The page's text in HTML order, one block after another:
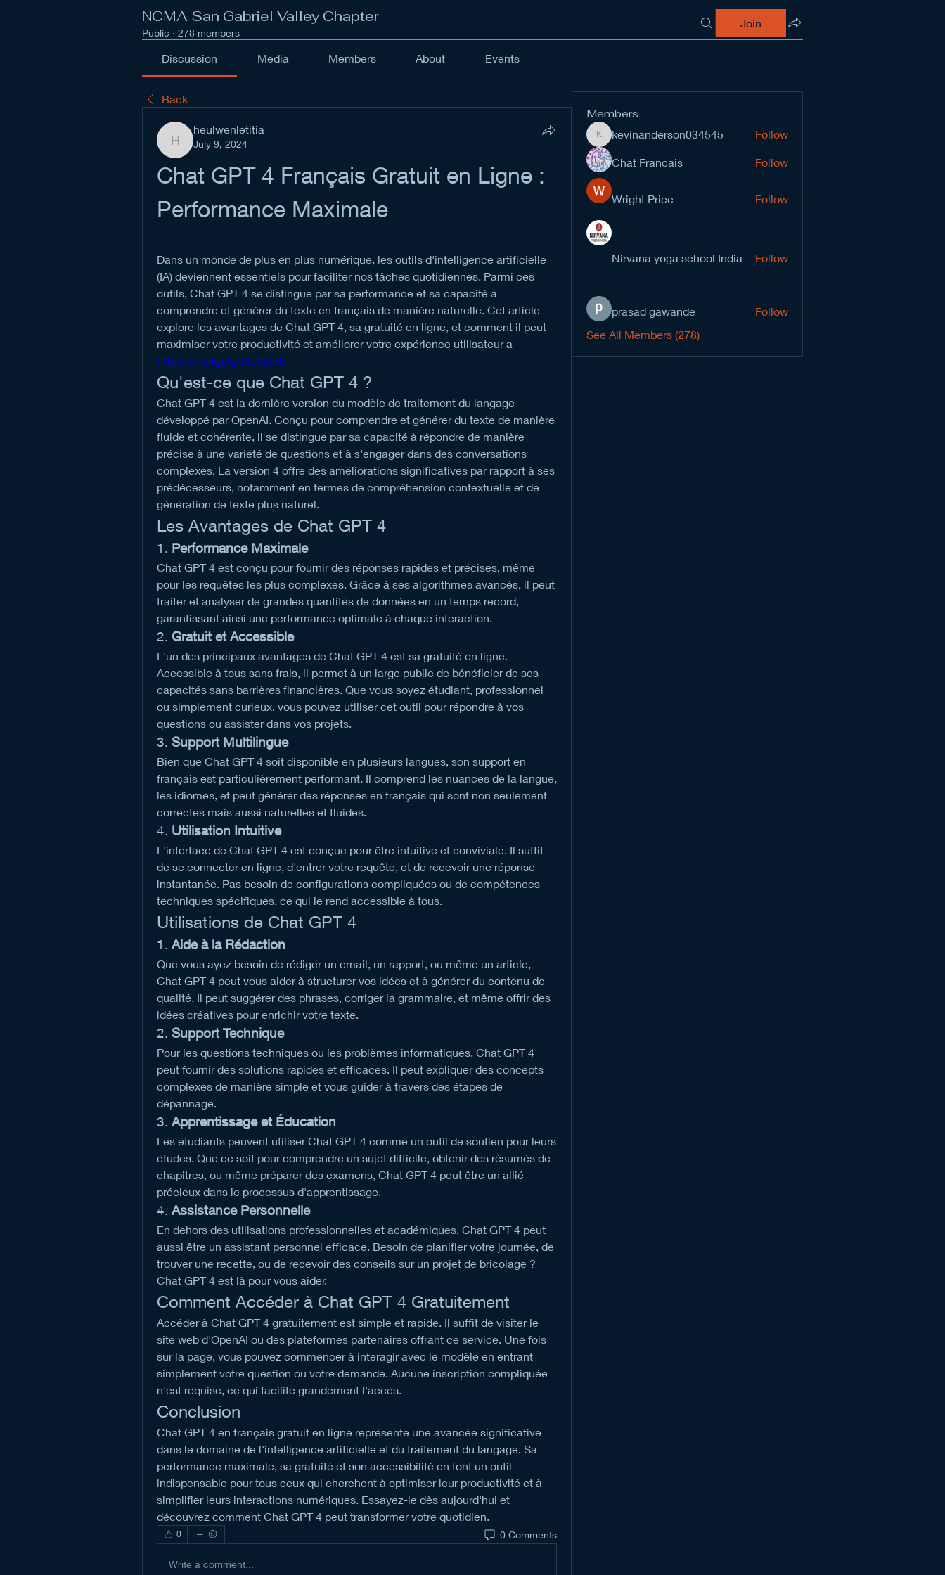
NCMA San Gabriel Valley Chapter
Public · 278 members
Join
Discussion Media Members About Events
Back
heulwenletitia
heulwenletitia
July 9, 2024
Chat GPT 4 Français Gratuit en Ligne :
Performance Maximale
Dans un monde de plus en plus numérique, les outils d'intelligence artificielle
(IA) deviennent essentiels pour faciliter nos tâches quotidiennes. Parmi ces
outils, Chat GPT 4 se distingue par sa performance et sa capacité à
comprendre et générer du texte en français de manière naturelle. Cet article
explore les avantages de Chat GPT 4, sa gratuité en ligne, et comment il peut
https://chatgptgratuit.net/
Qu'est-ce que Chat GPT 4 ?
Chat GPT 4 est la dernière version du modèle de traitement du langage
développé par OpenAI. Conçu pour comprendre et générer du texte de manière
fluide et cohérente, il se distingue par sa capacité à répondre de manière
précise à une variété de questions et à s'engager dans des conversations
complexes. La version 4 offre des améliorations significatives par rapport à ses
prédécesseurs, notamment en termes de compréhension contextuelle et de
génération de texte plus naturel.
Les Avantages de Chat GPT 4
1. Performance Maximale
Chat GPT 4 est conçu pour fournir des réponses rapides et précises, même
pour les requêtes les plus complexes. Grâce à ses algorithmes avancés, il peut
traiter et analyser de grandes quantités de données en un temps record,
garantissant ainsi une performance optimale à chaque interaction.
2. Gratuit et Accessible
L'un des principaux avantages de Chat GPT 4 est sa gratuité en ligne.
Accessible à tous sans frais, il permet à un large public de bénéficier de ses
capacités sans barrières financières. Que vous soyez étudiant, professionnel
ou simplement curieux, vous pouvez utiliser cet outil pour répondre à vos
questions ou assister dans vos projets.
3. Support Multilingue
Bien que Chat GPT 4 soit disponible en plusieurs langues, son support en
français est particulièrement performant. Il comprend les nuances de la langue,
les idiomes, et peut générer des réponses en français qui sont non seulement
correctes mais aussi naturelles et fluides.
4. Utilisation Intuitive
L'interface de Chat GPT 4 est conçue pour être intuitive et conviviale. Il suffit
de se connecter en ligne, d'entrer votre requête, et de recevoir une réponse
instantanée. Pas besoin de configurations compliquées ou de compétences
techniques spécifiques, ce qui le rend accessible à tous.
Utilisations de Chat GPT 4
1. Aide à la Rédaction
Que vous ayez besoin de rédiger un email, un rapport, ou même un article,
Chat GPT 4 peut vous aider à structurer vos idées et à générer du contenu de
qualité. Il peut suggérer des phrases, corriger la grammaire, et même offrir des
idées créatives pour enrichir votre texte.
2. Support Technique
Pour les questions techniques ou les problèmes informatiques, Chat GPT 4
peut fournir des solutions rapides et efficaces. Il peut expliquer des concepts
complexes de manière simple et vous guider à travers des étapes de
dépannage.
3. Apprentissage et Éducation
Les étudiants peuvent utiliser Chat GPT 4 comme un outil de soutien pour leurs
études. Que ce soit pour comprendre un sujet difficile, obtenir des résumés de
chapitres, ou même préparer des examens, Chat GPT 4 peut être un allié
précieux dans le processus d'apprentissage.
4. Assistance Personnelle
En dehors des utilisations professionnelles et académiques, Chat GPT 4 peut
aussi être un assistant personnel efficace. Besoin de planifier votre journée, de
trouver une recette, ou de recevoir des conseils sur un projet de bricolage ?
Chat GPT 4 est là pour vous aider.
Comment Accéder à Chat GPT 4 Gratuitement
Accéder à Chat GPT 4 gratuitement est simple et rapide. Il suffit de visiter le
site web d'OpenAI ou des plateformes partenaires offrant ce service. Une fois
sur la page, vous pouvez commencer à interagir avec le modèle en entrant
simplement votre question ou votre demande. Aucune inscription compliquée
n'est requise, ce qui facilite grandement l'accès.
Conclusion
Chat GPT 4 en français gratuit en ligne représente une avancée significative
dans le domaine de l'intelligence artificielle et du traitement du langage. Sa
performance maximale, sa gratuité et son accessibilité en font un outil
indispensable pour tous ceux qui cherchent à optimiser leur productivité et à
simplifier leurs interactions numériques. Essayez-le dès aujourd'hui et
découvrez comment Chat GPT 4 peut transformer votre quotidien.
0 0 Comments
Write a comment...
Members
kevinanderson034545
kevinanderson034545 Follow
Chat Francais Follow
Wright Price Follow
Nirvana yoga school India Follow
prasad gawande
Follow
See All Members (278)